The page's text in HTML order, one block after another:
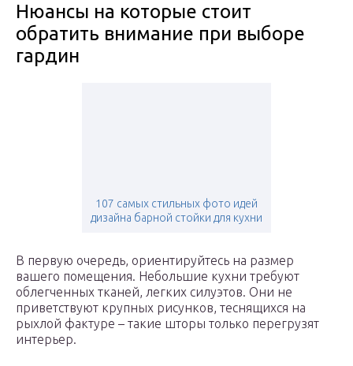
Нюансы на которые стоит
обратить внимание при выборе
гардин
107 самых стильных фото идей
дизайна барной стойки для кухни
В первую очередь, ориентируйтесь на размер
вашего помещения. Небольшие кухни требуют
облегченных тканей, легких силуэтов. Они не
приветствуют крупных рисунков, теснящихся на
рыхлой фактуре – такие шторы только перегрузят
интерьер.